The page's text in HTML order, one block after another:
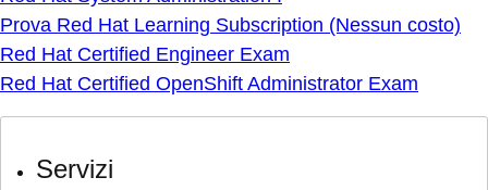
Prova Red Hat Learning Subscription (Nessun costo)
Red Hat Certified Engineer Exam
Red Hat Certified OpenShift Administrator Exam
Servizi